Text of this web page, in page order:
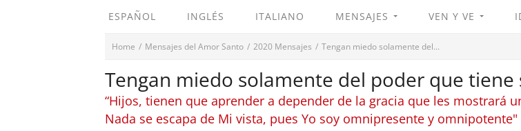
ESPAÑOL INGLÉS ITALIANO MENSAJES VEN Y VE
Home / Mensajes del Amor Santo / 2020 Mensajes / Tengan miedo solamente del...
Tengan miedo solamente del poder que tiene
“Hijos, tienen que aprender a depender de la gracia que les mostrará
Nada se escapa de Mi vista, pues Yo soy omnipresente y omnipotente"